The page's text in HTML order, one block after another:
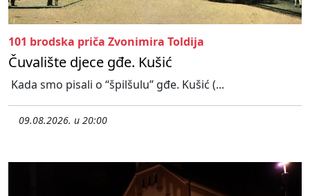
101 brodska priča Zvonimira Toldija
Čuvalište djece gđe. Kušić
Kada smo pisali o “špilšulu” gđe. Kušić (...
09.08.2026. u 20:00